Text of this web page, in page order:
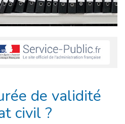
de validité
civil ?